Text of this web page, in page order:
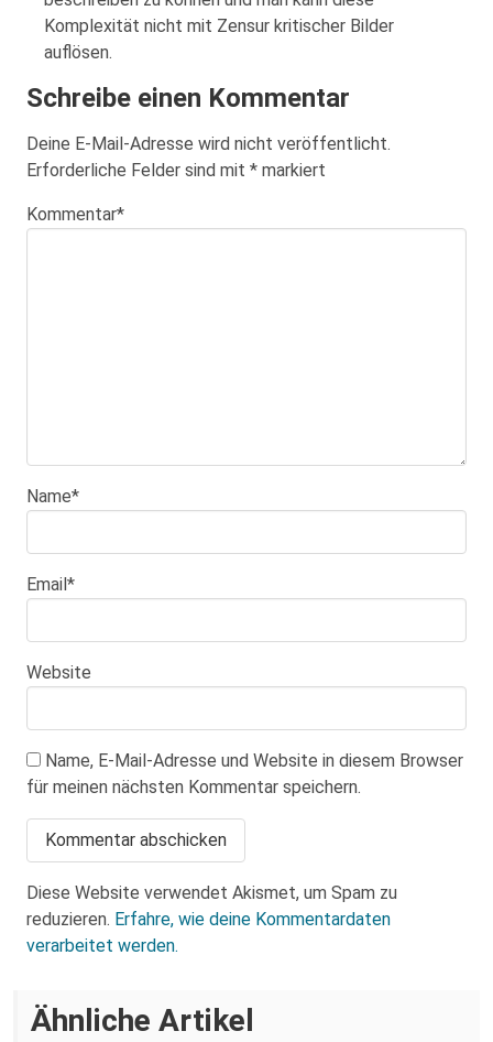
Komplexität nicht mit Zensur kritischer Bilder
auflösen.
Schreibe einen Kommentar
Deine E-Mail-Adresse wird nicht veröffentlicht.
Erforderliche Felder sind mit * markiert
Kommentar*
Name*
Email*
Website
Name, E-Mail-Adresse und Website in diesem Browser
für meinen nächsten Kommentar speichern.
Diese Website verwendet Akismet, um Spam zu
reduzieren. Erfahre, wie deine Kommentardaten
verarbeitet werden.
Ähnliche Artikel
11. Februar 2024: Diese Stadt hat Nazis